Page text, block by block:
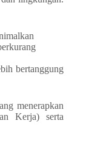
bertanggung
menerapkan
Kerja) serta